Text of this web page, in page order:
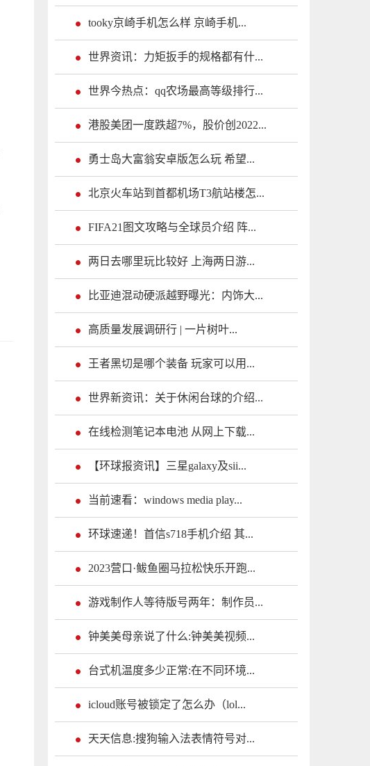
tooky京崎手机怎么样 京崎手机...
世界资讯：力矩扳手的规格都有什...
世界今热点：qq农场最高等级排行...
港股美团一度跌超7%，股价创2022...
勇士岛大富翁安卓版怎么玩 希望...
北京火车站到首都机场T3航站楼怎...
FIFA21图文攻略与全球员介绍 阵...
两日去哪里玩比较好 上海两日游...
比亚迪混动硬派越野曝光：内饰大...
高质量发展调研行 | 一片树叶...
王者黑切是哪个装备 玩家可以用...
世界新资讯：关于休闲台球的介绍...
在线检测笔记本电池 从网上下载...
【环球报资讯】三星galaxy及sii...
当前速看：windows media play...
环球速递！首信s718手机介绍 其...
2023营口·鲅鱼圈马拉松快乐开跑...
游戏制作人等待版号两年：制作员...
钟美美母亲说了什么:钟美美视频...
台式机温度多少正常:在不同环境...
icloud账号被锁定了怎么办（lol...
天天信息:搜狗输入法表情符号对...